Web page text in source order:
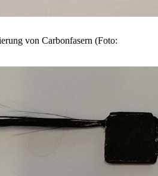
von Carbonfasern (Foto: